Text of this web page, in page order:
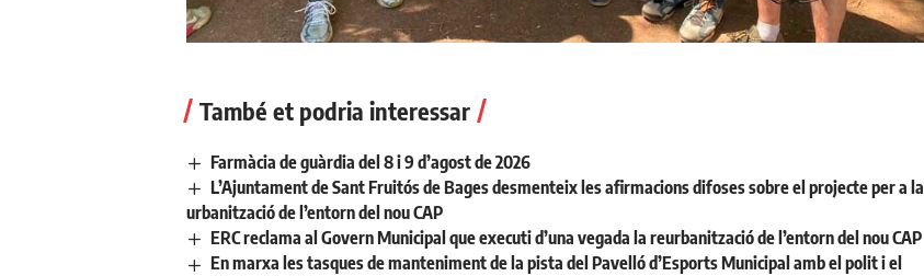
També et podria interessar
Farmàcia de guàrdia del 8 i 9 d’agost de 2026
L’Ajuntament de Sant Fruitós de Bages desmenteix les afirmacions difoses sobre el projecte per a la
urbanització de l’entorn del nou CAP
ERC reclama al Govern Municipal que executi d’una vegada la reurbanització de l’entorn del nou CAP
En marxa les tasques de manteniment de la pista del Pavelló d’Esports Municipal amb el polit i el